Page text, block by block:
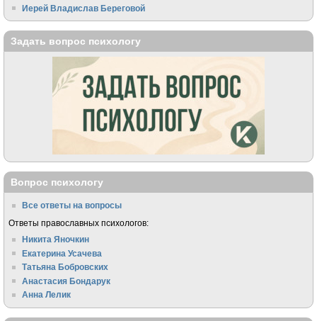
Иерей Владислав Береговой
Задать вопрос психологу
Вопрос психологу
Все ответы на вопросы
Ответы православных психологов:
Никита Яночкин
Екатерина Усачева
Татьяна Бобровских
Анастасия Бондарук
Анна Лелик